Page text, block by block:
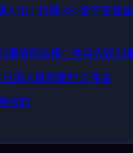
人化：行銷 KPI 會不會被
風險與合規：你得先踩剎
銷人最常問的 3 件事
資料